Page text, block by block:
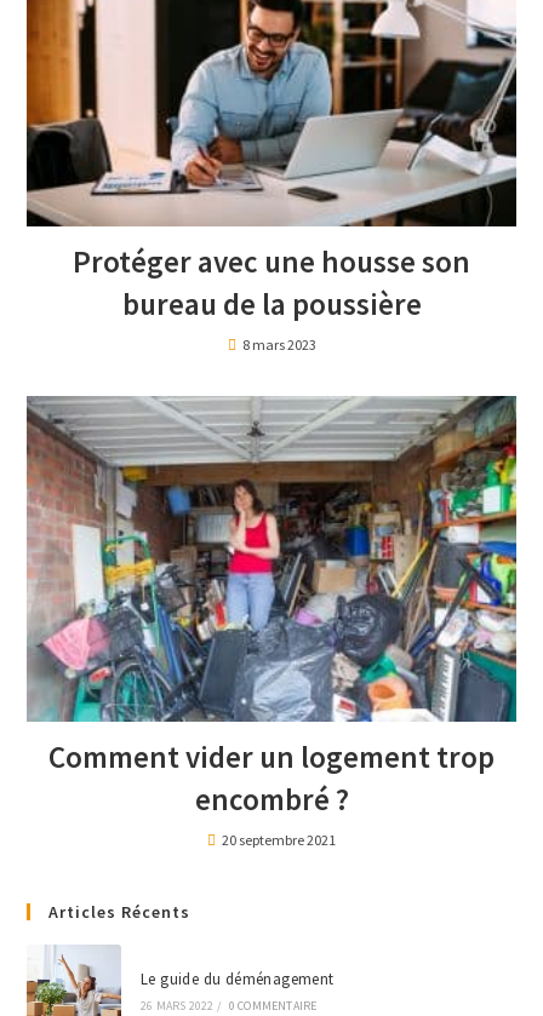
Protéger avec une housse son
bureau de la poussière
8 mars 2023
Comment vider un logement trop
encombré ?
20 septembre 2021
Articles Récents
Le guide du déménagement
26 MARS 2022 / 0 COMMENTAIRE